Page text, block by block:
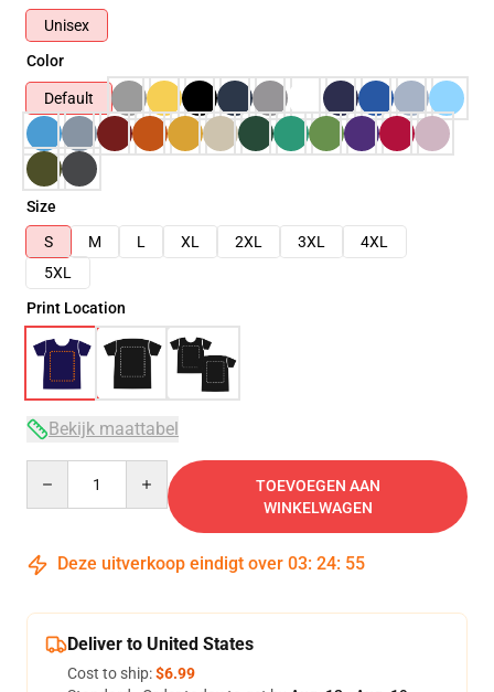
Unisex
Color
Default
Size
S
M L XL 2XL 3XL
4XL
5XL
Print Location
Bekijk maattabel
TOEVOEGEN AAN
WINKELWAGEN
Deze uitverkoop eindigt over 03: 24: 54
Deliver to United States
Cost to ship:$6.99